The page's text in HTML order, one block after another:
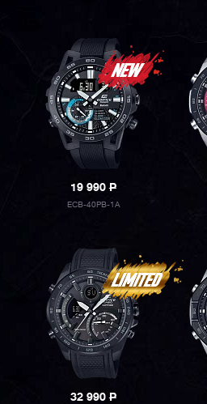
19 990P
ECB-40PB-1A
32 990P